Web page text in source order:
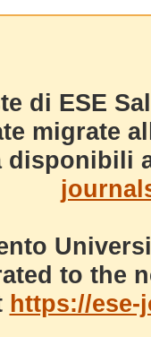
di ESE
migrate
disponibili
to the
https://